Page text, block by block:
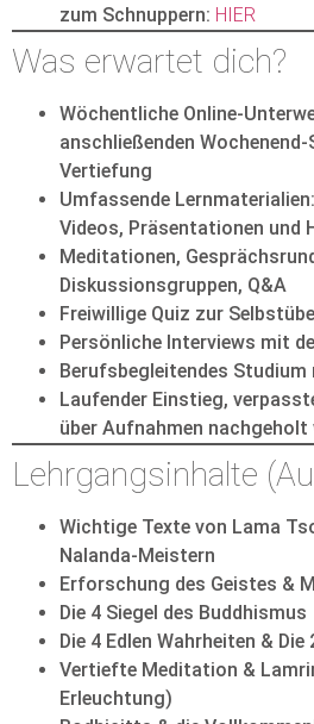
zum Schnuppern: HIER
Was erwartet dich?
Wöchentliche Online-
anschließenden
Vertiefung
Umfassende
Videos, Präsentationen und
Meditationen,
Diskussionsgruppen, Q&A
Freiwillige Quiz zur
Persönliche Interviews mit
Berufsbegleitendes Studium
Laufender Einstieg,
über Aufnahmen nachgeholt
Lehrgangsinhalte
Wichtige Texte von Lama
Nalanda-Meistern
Erforschung des Geistes &
Die 4 Siegel des Buddhismus
Die 4 Edlen Wahrheiten & Die
Vertiefte Meditation &
Erleuchtung)